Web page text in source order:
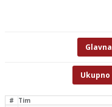
Glavna
Ukupno
# Tim